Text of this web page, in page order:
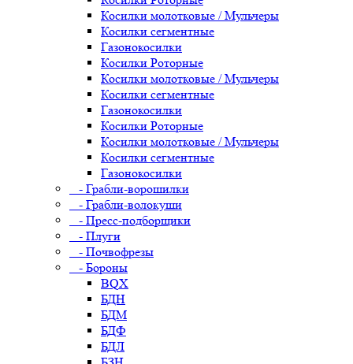
Косилки молотковые / Мульчеры
Косилки сегментные
Газонокосилки
Косилки Роторные
Косилки молотковые / Мульчеры
Косилки сегментные
Газонокосилки
Косилки Роторные
Косилки молотковые / Мульчеры
Косилки сегментные
Газонокосилки
- Грабли-ворошилки
- Грабли-волокуши
- Пресс-подборщики
- Плуги
- Почвофрезы
- Бороны
BQX
БДН
БДМ
БДФ
БДЛ